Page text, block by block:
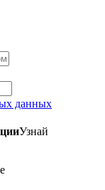
данных
Узнай